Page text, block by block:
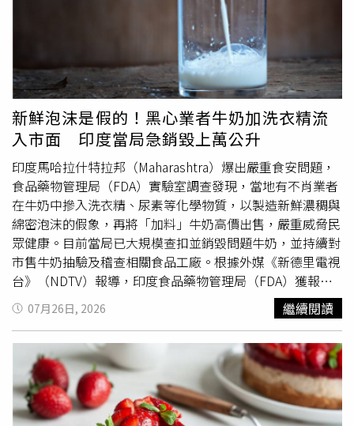
康需要氣血充足、經絡循環順暢與臟腑功能平衡，長期熬夜
容易耗傷肝血與陰液，也可能使肝氣鬱結化火。當肝火旺盛
時，常見表現包括額頭痘、下巴痘、臉部泛紅、皮膚發炎
等，特別是工作壓力大、情緒長期緊繃的人，更容易形成
「肝鬱化火型痘痘」。中醫也認為，「氣血充盈則面色紅
潤」，若長期睡眠不足、氣血被耗傷，就容易臉色蠟黃、暗
沉無光、黑眼圈明顯；有些人明明年紀不大，卻看起來疲
憊、老態，往往與長期熬夜、休息不足有關。外油內乾，恐
是虛火陰液不足夏天許多人最困擾的膚況，就是「外油內
乾」，臉上看起來油亮，摸起來卻粗糙，洗完臉又乾又繃，
甚至脫皮、刺癢。莊可鈞表示，熬夜最容易耗傷「陰液」，
陰液不足時，皮膚失去滋潤，就容易出現乾燥、脫皮、緊繃
感；但身體又可能因虛火上升，反而分泌更多油脂，形成外
油內乾的狀態。中醫子午流注理論認為，晚上11點至凌晨1
點是膽經運行時間，凌晨1點至3點則是肝經運行時間；如果
這段時間仍未入睡，肝膽修復功能容易受到影響，因此夏季
想穩定膚況，最理想的作息是盡量在晚上11點前入睡。莊可
鈞提醒，很多人花大錢做醫美、買保養品，卻每天熬夜，效
果往往有限；如果內在修復時間不足，皮膚自然難以維持穩
定。建議先調整睡眠與作息，讓肝血陰液得到充分休養，再
搭配日常飲食與生活習慣改善，才能真正提升肌膚抵抗力與
穩定度，讓膚質逐漸回到健康平衡的狀態。夏天一直喝水，
分民眾甚至設定至200度，在高溫環境下，也可能增加部分
化合物生成。蔡正亮指出，其中最常受到討論的是丙烯醯胺
（Acrylamide），主要容易出現在吐司、馬鈴薯、地瓜、餅
乾等富含澱粉的食物。當食物加熱超過約120度時，胺基酸
與還原糖開始反應，就可能逐漸形成丙烯醯胺，因此建議食
物呈現金黃色即可，不宜過度烘烤至深褐色或焦黑。此外，
肉類高溫烹調時，也可能產生雜環胺（Heterocyclic
Amines，HCAs）。雞肉、豬肉等富含蛋白質的食材，在高
溫下可能因胺基酸與肌酸等成分反應而生成雜環胺，因此若
刻意將肉類烤至焦香甚至局部炭化，接觸相關物質的機會也
可能增加。另一項值得留意的是多環芳香烴（Polycyclic
AromaticHydrocarbons，PAHs）。蔡正亮表示，當油脂滴
落於高溫表面產生煙霧，或食物局部燒焦時，都可能增加這
類物質形成。此外，若氣炸鍋炸籃及底盤長時間未清潔，累
積的焦黑油垢持續反覆受熱，也可能提高相關物質生成的風
險。針對日常使用方式，蔡正亮建議民眾掌握幾項原則，包
括食物呈現金黃色即可，不必刻意烤至焦黑；冷凍食品可先
退冰數分鐘，以縮短高溫加熱時間；地瓜、南瓜、馬鈴薯等
較厚食材，可先蒸熟或微波至七、八分熟，再利用氣炸鍋上
色；每次使用後應清潔炸籃與底盤，避免焦化油垢累積。此
外，他也建議避免讓加工食品成為氣炸鍋料理的主要內容，
可多選擇鮭魚、鯖魚、雞胸肉、板豆腐及各類蔬菜等原型食
新鮮泡沫是假的！黑心業者牛奶加洗衣精流
入市面 印度當局急銷毀上萬公升
印度馬哈拉什特拉邦（Maharashtra）爆出嚴重食安問題，
食品藥物管理局（FDA）實驗室調查發現，當地有不肖業者
在牛奶中摻入洗衣精、尿素等化學物質，以製造新鮮濃稠與
綿密泡沫的假象，再將「加料」牛奶高價出售，嚴重威脅民
眾健康。目前當局已大規模查扣並銷毀問題牛奶，並持續對
市售牛奶抽驗及稽查相關食品工廠。根據外媒《新德里電視
台》（NDTV）報導，印度食品藥物管理局（FDA）獲報馬
哈拉什特拉邦市面販售牛奶有問題，抽查檢驗出多間廠商的
牛奶竟含有洗滌劑成分。執法人員指出，不肖業者之所以添
加化學洗劑，主因是為了製造持久的濃密泡沫，能完美仿造
鮮乳倒入容器時的自然奶泡，再藉此掩蓋稀釋品質，並誤導
消費者購買。有醫學專家警告，洗滌劑通常含有氫氧化鈉等
有害化學物質，民眾誤食可能引發嘔吐、腹瀉及腸胃潰瘍，
化學毒素進入血液後更會損害肝腎功能。特別是兒童要小
07月26日, 2026 繼續閱讀